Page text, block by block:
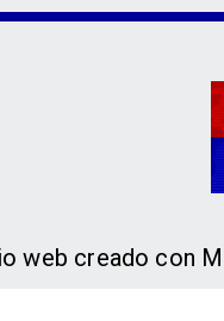
web creado con